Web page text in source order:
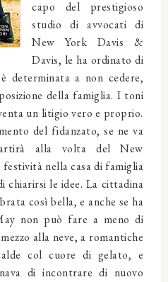
capo del prestigioso
studio di avvocati di
New York Davis &
Davis, le ha ordinato di
determinata a non cedere,
della famiglia. I toni
un litigio vero e proprio.
del fidanzato, se ne va
alla volta del New
nella casa di famiglia
chiarirsi le idee. La cittadina
così bella, e anche se ha
non può fare a meno di
alla neve, a romantiche
col cuore di gelato, e
di incontrare di nuovo